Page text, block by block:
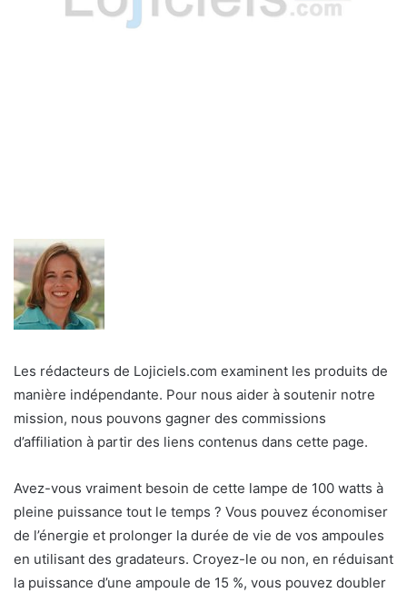
Les rédacteurs de Lojiciels.com examinent les produits de
manière indépendante. Pour nous aider à soutenir notre
mission, nous pouvons gagner des commissions
d’affiliation à partir des liens contenus dans cette page.
Avez-vous vraiment besoin de cette lampe de 100 watts à
pleine puissance tout le temps ? Vous pouvez économiser
de l’énergie et prolonger la durée de vie de vos ampoules
en utilisant des gradateurs. Croyez-le ou non, en réduisant
la puissance d’une ampoule de 15 %, vous pouvez doubler